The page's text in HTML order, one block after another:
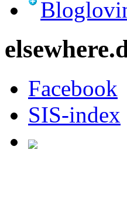
Hela
Bara
Bloglovin'